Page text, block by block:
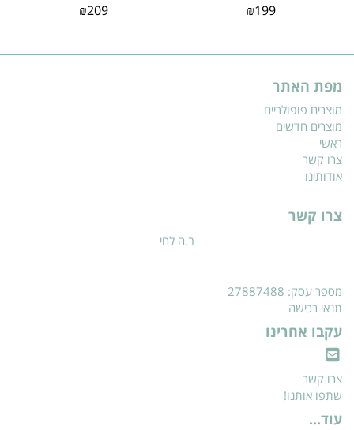
₪199
₪209
מפת האתר
מוצרים פופולריים
מוצרים חדשים
ראשי
צרו קשר
אודותינו
צרו קשר
ב.ה לחי
מספר עסק: 27887488
תנאי רכישה
עקבו אחרינו
צרו קשר
שתפו אותנו!
עוד...